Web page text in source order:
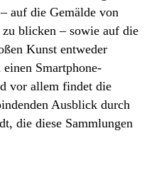
auf die Gemälde von
blicken – sowie auf die
Kunst entweder
Smartphone-
vor allem findet die
Ausblick durch
die diese Sammlungen